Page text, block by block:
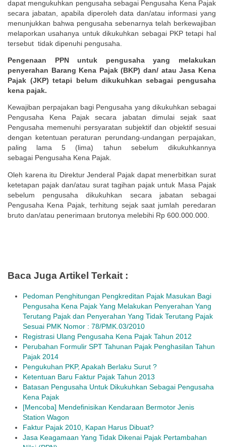
dapat mengukuhkan pengusaha sebagai Pengusaha Kena Pajak
secara jabatan, apabila diperoleh data dan/atau informasi yang
menunjukkan bahwa pengusaha sebenarnya telah berkewajiban
melaporkan usahanya untuk dikukuhkan sebagai PKP tetapi hal
tersebut tidak dipenuhi pengusaha.
Pengenaan PPN untuk pengusaha yang melakukan
penyerahan Barang Kena Pajak (BKP) dan/ atau Jasa Kena
Pajak (JKP) tetapi belum dikukuhkan sebagai pengusaha
kena pajak.
Kewajiban perpajakan bagi Pengusaha yang dikukuhkan sebagai
Pengusaha Kena Pajak secara jabatan dimulai sejak saat
Pengusaha memenuhi persyaratan subjektif dan objektif sesuai
dengan ketentuan peraturan perundang-undangan perpajakan,
paling lama 5 (lima) tahun sebelum dikukuhkannya
sebagai Pengusaha Kena Pajak.
Oleh karena itu Direktur Jenderal Pajak dapat menerbitkan surat
ketetapan pajak dan/atau surat tagihan pajak untuk Masa Pajak
sebelum pengusaha dikukuhkan secara jabatan sebagai
Pengusaha Kena Pajak, terhitung sejak saat jumlah peredaran
bruto dan/atau penerimaan brutonya melebihi Rp 600.000.000.
Baca Juga Artikel Terkait :
Pedoman Penghitungan Pengkreditan Pajak Masukan Bagi
Pengusaha Kena Pajak Yang Melakukan Penyerahan Yang
Terutang Pajak dan Penyerahan Yang Tidak Terutang Pajak
Sesuai PMK Nomor : 78/PMK.03/2010
Registrasi Ulang Pengusaha Kena Pajak Tahun 2012
Perubahan Formulir SPT Tahunan Pajak Penghasilan Tahun
Pajak 2014
Pengukuhan PKP, Apakah Berlaku Surut ?
Ketentuan Baru Faktur Pajak Tahun 2013
Batasan Pengusaha Untuk Dikukuhkan Sebagai Pengusaha
Kena Pajak
[Mencoba] Mendefinisikan Kendaraan Bermotor Jenis
Station Wagon
Faktur Pajak 2010, Kapan Harus Dibuat?
Jasa Keagamaan Yang Tidak Dikenai Pajak Pertambahan